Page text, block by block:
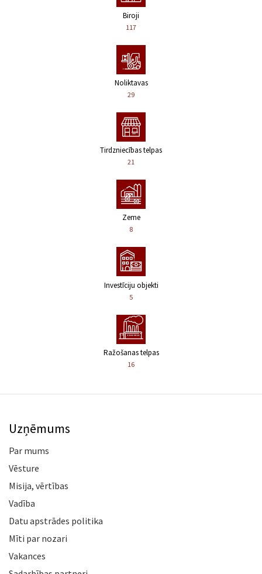
Biroji
117
Noliktavas
29
Tirdzniecības telpas
21
Zeme
8
Investīciju objekti
5
Ražošanas telpas
16
Uzņēmums
Par mums
Vēsture
Misija, vērtības
Vadība
Datu apstrādes politika
Mīti par nozari
Vakances